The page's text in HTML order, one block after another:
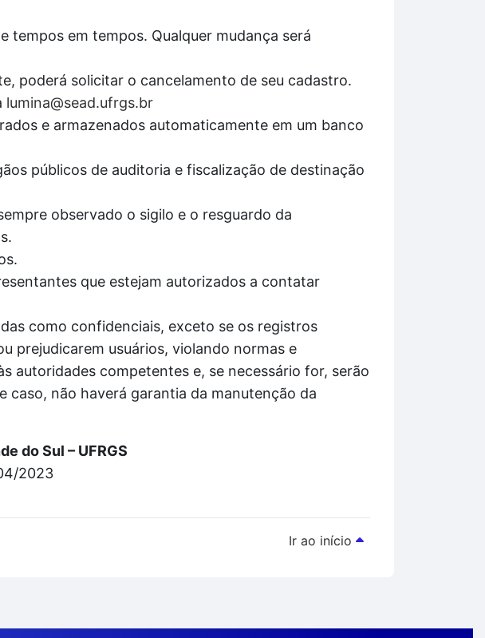
tempos em tempos. Qualquer mudança será
poderá solicitar o cancelamento de seu cadastro.
lumina@sead.ufrgs.br
e armazenados automaticamente em um banco
públicos de auditoria e fiscalização de destinação
observado o sigilo e o resguardo da
que estejam autorizados a contatar
como confidenciais, exceto se os registros
prejudicarem usuários, violando normas e
autoridades competentes e, se necessário for, serão
caso, não haverá garantia da manutenção da
do Sul – UFRGS
2023
Ir ao início